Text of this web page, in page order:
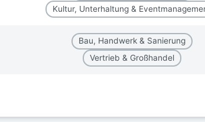
Kultur, Unterhaltung &
Bau, Handwerk & Sanierung
Vertrieb & Großhandel